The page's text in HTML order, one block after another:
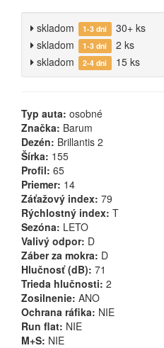
skladom 1-3 dni
30+ ks
skladom
1-3 dni
2 ks
skladom
2-4 dni 15 ks
Typ auta: osobné
Značka: Barum
Dezén: Brillantis 2
Šírka: 155
Profil: 65
Priemer: 14
Záťažový index: 79
Rýchlostný index: T
Sezóna: LETO
Valivý odpor: D
Záber za mokra: D
Hlučnosť (dB): 71
Trieda hlučnosti: 2
Zosilnenie: ANO
Ochrana ráfika: NIE
Run flat: NIE
M+S: NIE